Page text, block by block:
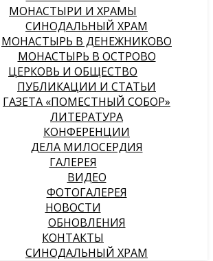
МОНАСТЫРИ И ХРАМЫ
СИНОДАЛЬНЫЙ ХРАМ
МОНАСТЫРЬ В ДЕНЕЖНИКОВО
МОНАСТЫРЬ В ОСТРОВО
ЦЕРКОВЬ И ОБЩЕСТВО
ПУБЛИКАЦИИ И СТАТЬИ
ГАЗЕТА «ПОМЕСТНЫЙ СОБОР»
ЛИТЕРАТУРА
КОНФЕРЕНЦИИ
ДЕЛА МИЛОСЕРДИЯ
ГАЛЕРЕЯ
ВИДЕО
ФОТОГАЛЕРЕЯ
НОВОСТИ
ОБНОВЛЕНИЯ
КОНТАКТЫ
СИНОДАЛЬНЫЙ ХРАМ